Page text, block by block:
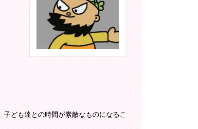
ども達との時間が素敵なものになるこ